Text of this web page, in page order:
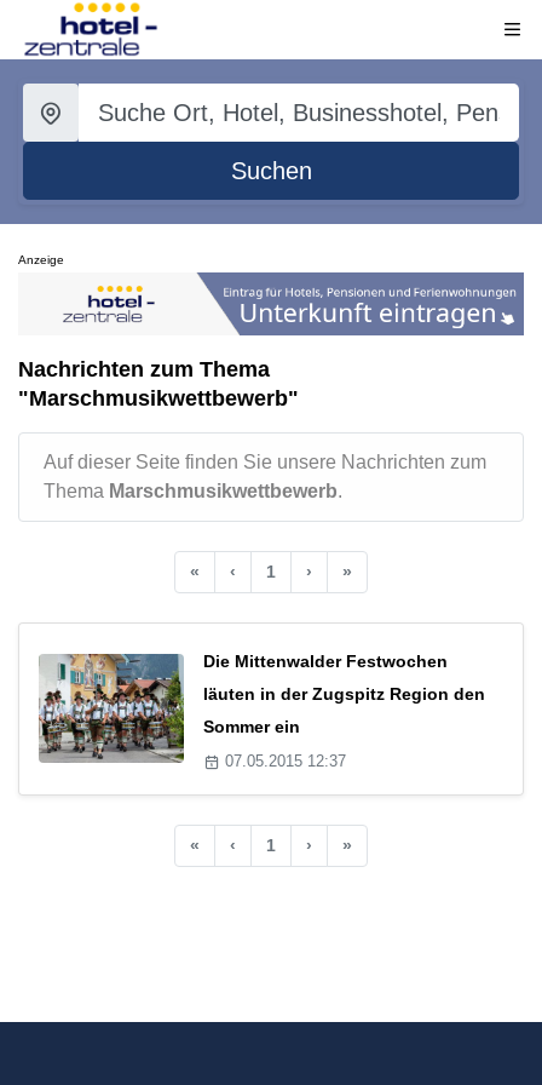
Suchen
Anzeige
Nachrichten zum Thema
"Marschmusikwettbewerb"
Auf dieser Seite finden Sie unsere Nachrichten zum
Thema Marschmusikwettbewerb.
« ‹ 1 › »
Die Mittenwalder Festwochen
läuten in der Zugspitz Region den
Sommer ein
07.05.2015 12:37
« ‹ 1 › »